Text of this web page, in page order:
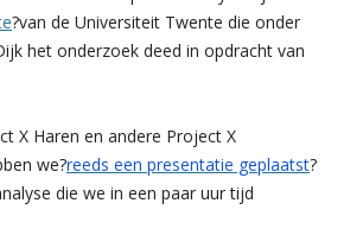
?van de Universiteit Twente die onder
het onderzoek deed in opdracht van
X Haren en andere Project X
we?reeds een presentatie geplaatst?
die we in een paar uur tijd